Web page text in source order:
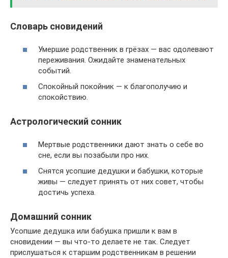
Словарь сновидений
Умершие родственник в грёзах — вас одолевают
переживания. Ожидайте знаменательных
событий.
Спокойный покойник — к благополучию и
спокойствию.
Астрологический сонник
Мертвые родственники дают знать о себе во
сне, если вы позабыли про них.
Снятся усопшие дедушки и бабушки, которые
живы — следует принять от них совет, чтобы
достичь успеха.
Домашний сонник
Усопшие дедушка или бабушка пришли к вам в
сновидении — вы что-то делаете не так. Следует
прислушаться к старшим родственникам в решении